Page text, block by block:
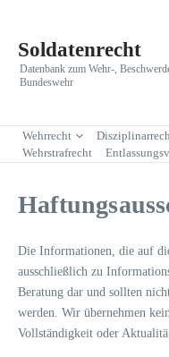
Soldatenrecht
Datenbank zum Wehr-,
Bundeswehr
Wehrrecht
Wehrstrafrecht
Die Informationen, die auf
ausschließlich zu
Beratung dar und sollten
werden. Wir übernehmen
Vollständigkeit oder